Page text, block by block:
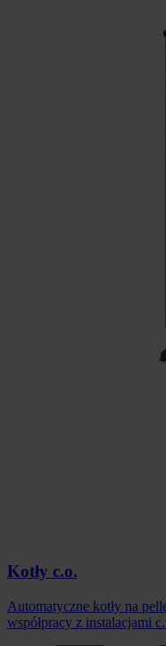
Kotły c.o.
Automatyczne kotły na
współpracy z instalacjami